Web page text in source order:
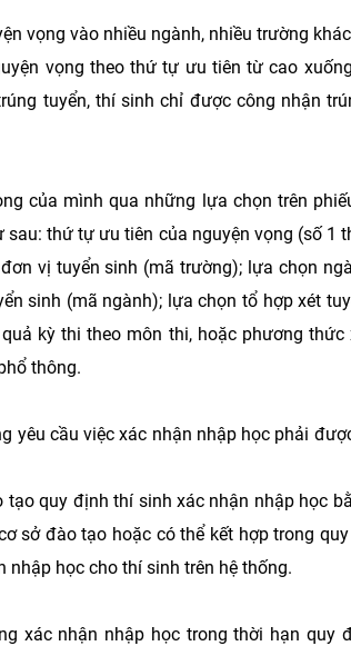
vọng vào nhiều ngành, nhiều trường
vọng theo thứ tự ưu tiên từ cao
tuyển, thí sinh chỉ được công nhận
của mình qua những lựa chọn trên
thứ tự ưu tiên của nguyện vọng (số 1
vị tuyển sinh (mã trường); lựa chọn
sinh (mã ngành); lựa chọn tổ hợp xét
kỳ thi theo môn thi, hoặc phương
thông.
yêu cầu việc xác nhận nhập học phải
tạo quy định thí sinh xác nhận nhập học
sở đào tạo hoặc có thể kết hợp trong
nhập học cho thí sinh trên hệ thống.
xác nhận nhập học trong thời hạn quy